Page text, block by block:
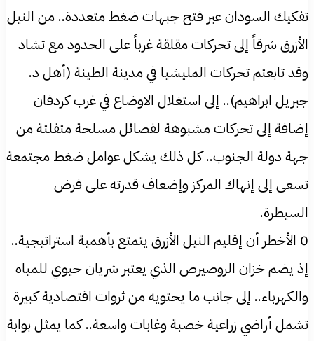
تفكيك السودان عبر فتح جبهات ضغط متعددة.. من النيل
الأزرق شرقاً إلى تحركات مقلقة غرباً على الحدود مع تشاد
وقد تابعتم تحركات المليشيا في مدينة الطينة (أهل د.
جبريل ابراهيم).. إلى استغلال الاوضاع في غرب كردفان
إضافة إلى تحركات مشبوهة لفصائل مسلحة متفلتة من
جهة دولة الجنوب.. كل ذلك يشكل عوامل ضغط مجتمعة
تسعى إلى إنهاك المركز وإضعاف قدرته على فرض
السيطرة.
0 الأخطر أن إقليم النيل الأزرق يتمتع بأهمية استراتيجية..
إذ يضم خزان الروصيرص الذي يعتبر شريان حيوي للمياه
والكهرباء.. إلى جانب ما يحتويه من ثروات اقتصادية كبيرة
تشمل أراضي زراعية خصبة وغابات واسعة.. كما يمثل بوابة